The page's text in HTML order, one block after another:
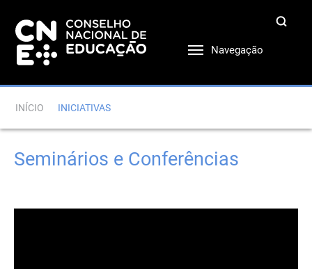
Navegação
INÍCIO INICIATIVAS
Seminários e Conferências